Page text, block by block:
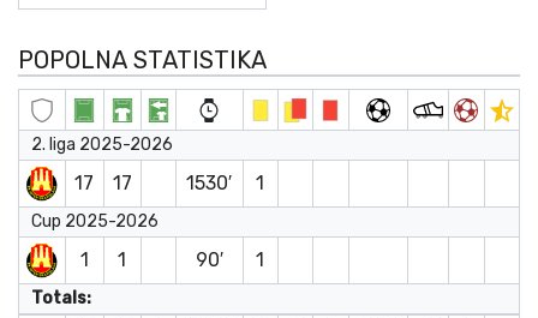
POPOLNA STATISTIKA
2. liga 2025-2026
17 17 1530′ 1
Cup 2025-2026
1 1 90′ 1
Totals: